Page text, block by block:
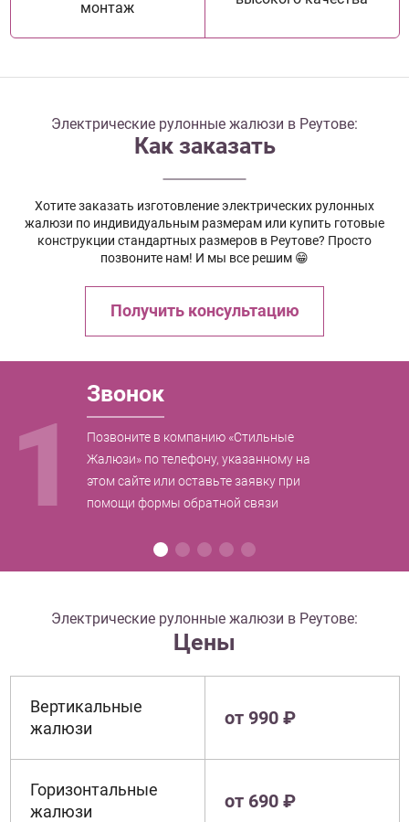
монтаж
Электрические рулонные жалюзи в Реутове:
Как заказать
Хотите заказать изготовление электрических рулонных
жалюзи по индивидуальным размерам или купить готовые
конструкции стандартных размеров в Реутове? Просто
позвоните нам! И мы все решим 😁
Получить консультацию
1
Звонок
Позвоните в компанию «Стильные
Жалюзи» по телефону, указанному на
этом сайте или оставьте заявку при
помощи формы обратной связи
Электрические рулонные жалюзи в Реутове:
Цены
Вертикальные
жалюзи
от 990 ₽
Горизонтальные
жалюзи
от 690 ₽